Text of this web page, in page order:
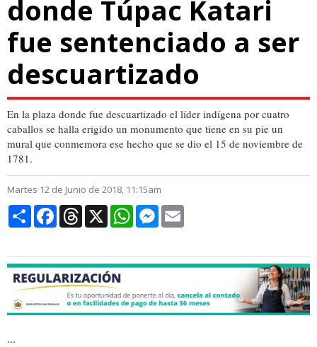
donde Túpac Katari
fue sentenciado a ser
descuartizado
En la plaza donde fue descuartizado el líder indígena por cuatro
caballos se halla erigido un monumento que tiene en su pie un
mural que conmemora ese hecho que se dio el 15 de noviembre de
1781.
Martes 12 de Junio de 2018, 11:15am
CompartirFacebookThreads
X WhatsAppMessenger
...